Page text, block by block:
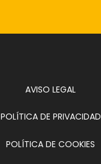
AVISO LEGAL
POLÍTICA DE PRIVACIDAD
POLÍTICA DE COOKIES